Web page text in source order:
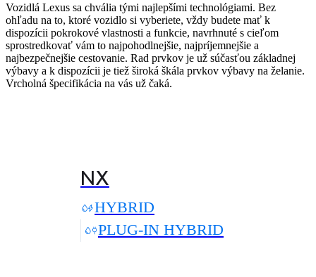
Vozidlá Lexus sa chvália tými najlepšími technológiami. Bez
ohľadu na to, ktoré vozidlo si vyberiete, vždy budete mať k
dispozícii pokrokové vlastnosti a funkcie, navrhnuté s cieľom
sprostredkovať vám to najpohodlnejšie, najpríjemnejšie a
najbezpečnejšie cestovanie. Rad prvkov je už súčasťou základnej
výbavy a k dispozícii je tiež široká škála prvkov výbavy na želanie.
Vrcholná špecifikácia na vás už čaká.
NX
HYBRID
PLUG-IN HYBRID